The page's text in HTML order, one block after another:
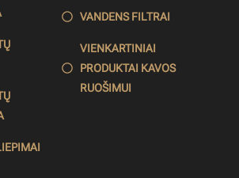
VANDENS FILTRAI
VIENKARTINIAI
PRODUKTAI KAVOS
RUOŠIMUI